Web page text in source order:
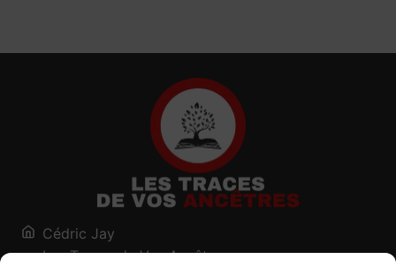
Cédric Jay
Les Traces de Vos Ancêtres